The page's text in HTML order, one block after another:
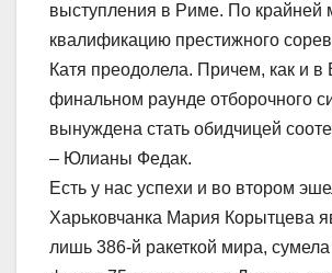
выступления в Риме. По крайней
квалификацию престижного
Катя преодолела. Причем, как и
финальном раунде отборочного
вынуждена стать обидчицей
– Юлианы Федак.
Есть у нас успехи и во втором
Харьковчанка Мария Корытцева
лишь 386-й ракеткой мира,